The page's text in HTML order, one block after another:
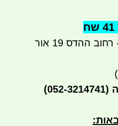
ניתן לבצע איסוף עצמי - רחוב ההדס 19 אור
(052-3214741)
: